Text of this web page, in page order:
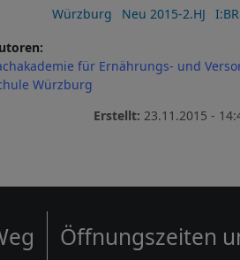
Würzburg
Neu 2015-2.HJ I:BR
für Ernährungs- und
Würzburg
Erstellt: 23.11.2015 -
Öffnungszeiten